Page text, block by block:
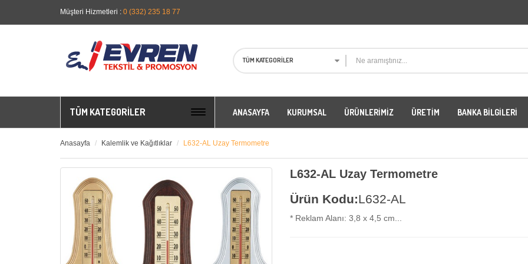
Müşteri Hizmetleri : 0 (332) 235 18 77
TÜM KATEGORILER
TÜM KATEGORILER ANASAYFA KURUMSAL ÜRÜNLERIMIZ ÜRETIM BANKA BILGILERI
Anasayfa Kalemlik ve Kağıtlıklar L632-AL Uzay Termometre
L632-AL Uzay Termometre
Ürün Kodu:L632-AL
* Reklam Alanı: 3,8 x 4,5 cm...